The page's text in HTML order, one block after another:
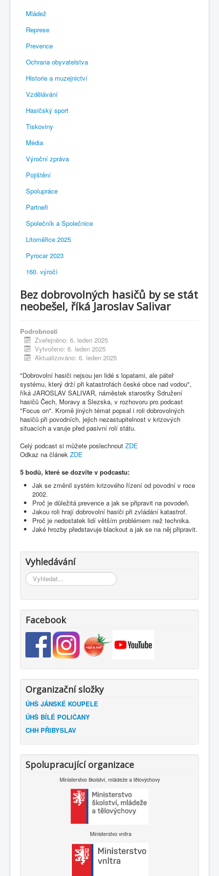
Mládež
Represe
Prevence
Ochrana obyvatelstva
Historie a muzejnictví
Vzdělávání
Hasičský sport
Tiskoviny
Média
Výroční zpráva
Pojištění
Spolupráce
Partneři
Společník a Společnice
Litoměřice 2025
Pyrocar 2023
160. výročí
Bez dobrovolných hasičů by se stát
neobešel, říká Jaroslav Salivar
Podrobnosti
Zveřejněno: 6. leden 2025
Vytvořeno: 6. leden 2025
Aktualizováno: 6. leden 2025
"Dobrovolní hasiči nejsou jen lidé s lopatami, ale páteř
systému, který drží při katastrofách české obce nad vodou",
říká JAROSLAV SALIVAR, náměstek starostky Sdružení
hasičů Čech, Moravy a Slezska, v rozhovoru pro podcast
"Focus on". Kromě jiných témat popsal i roli dobrovolných
hasičů při povodních, jejich nezastupitelnost v krizových
situacích a varuje před pasivní rolí státu.
Celý podcast si můžete poslechnout ZDE
Odkaz na článek ZDE
5 bodů, které se dozvíte v podcastu:
Jak se změnil systém krizového řízení od povodní v roce
2002.
Proč je důležitá prevence a jak se připravit na povodeň.
Jakou roli hrají dobrovolní hasiči při zvládání katastrof.
Proč je nedostatek lidí větším problémem než technika.
Jaké hrozby představuje blackout a jak se na něj připravit.
Vyhledávání
Vyhledávání...
Facebook
Organizační složky
ÚHŠ JÁNSKÉ KOUPELE
ÚHŠ BÍLÉ POLIČANY
CHH PŘIBYSLAV
Spolupracující organizace
Ministerstvo školství, mládeže a tělovýchovy
Ministerstvo vnitra